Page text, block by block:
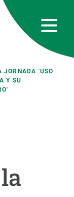
JORNADA 'USO
Y SU